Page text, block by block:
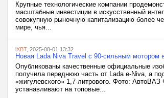
Крупные технологические компании
масштабные инвестиции в искусственный
совокупную рыночную капитализацию более
мире, чья...
iXBT, 2025-08-01 13:32
Новая Lada Niva Travel с 90-сильным
Опубликованы качественные официальные
получила переднюю часть от Lada e-Niva, а
«жигулевского» 1,7-литрового. Фото:
устанавливают на топовые...